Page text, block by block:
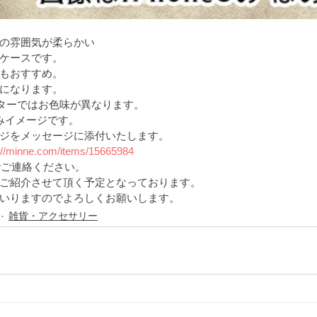
雰囲気が柔らかい
ースです。
おすすめ。
なります。
ではお色味が異なります。
メージです。
をメッセージに添付いたします。
minne.com/items/15665984
連絡ください。
紹介させて頂く予定となっております。
りますのでよろしくお願いします。
雑貨・アクセサリー